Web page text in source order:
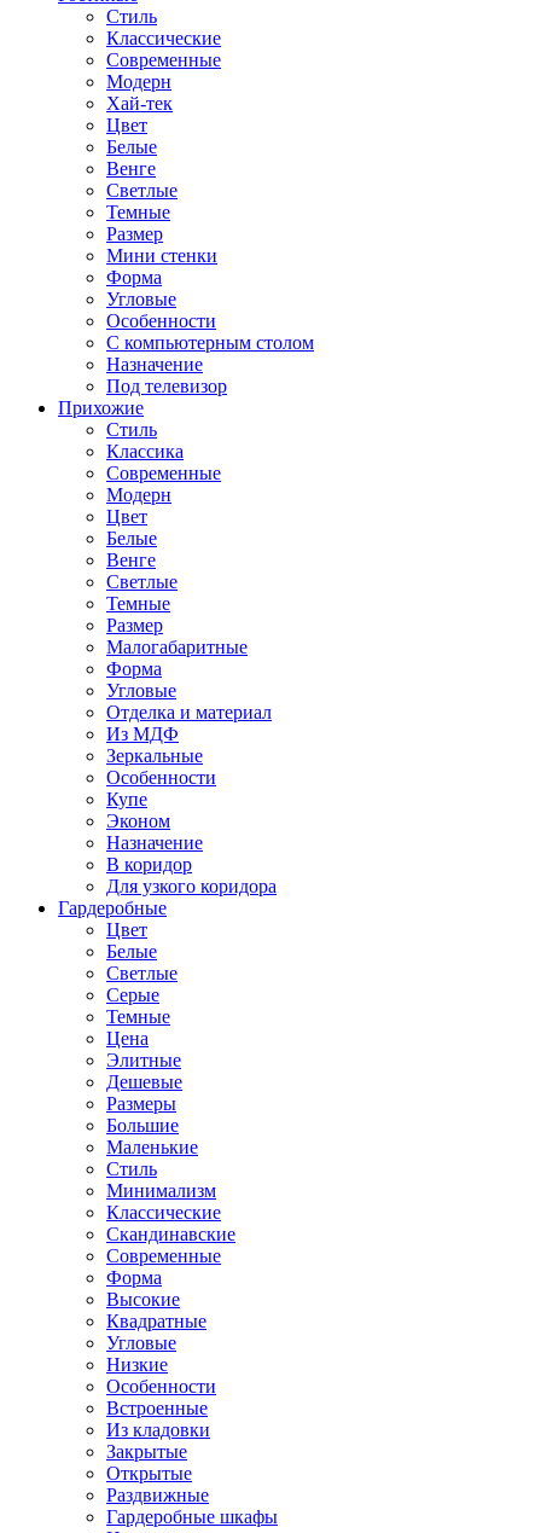
Стиль
Классические
Современные
Модерн
Хай-тек
Цвет
Белые
Венге
Светлые
Темные
Размер
Мини стенки
Форма
Угловые
Особенности
С компьютерным столом
Назначение
Под телевизор
Прихожие
Стиль
Классика
Современные
Модерн
Цвет
Белые
Венге
Светлые
Темные
Размер
Малогабаритные
Форма
Угловые
Отделка и материал
Из МДФ
Зеркальные
Особенности
Купе
Эконом
Назначение
В коридор
Для узкого коридора
Гардеробные
Цвет
Белые
Светлые
Серые
Темные
Цена
Элитные
Дешевые
Размеры
Большие
Маленькие
Стиль
Минимализм
Классические
Скандинавские
Современные
Форма
Высокие
Квадратные
Угловые
Низкие
Особенности
Встроенные
Из кладовки
Закрытые
Открытые
Раздвижные
Гардеробные шкафы